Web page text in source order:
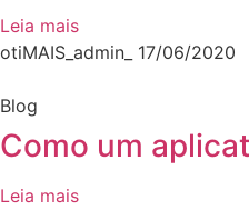
Leia mais
otiMAIS_admin_ 17/06/2020
Blog
Como um
Leia mais